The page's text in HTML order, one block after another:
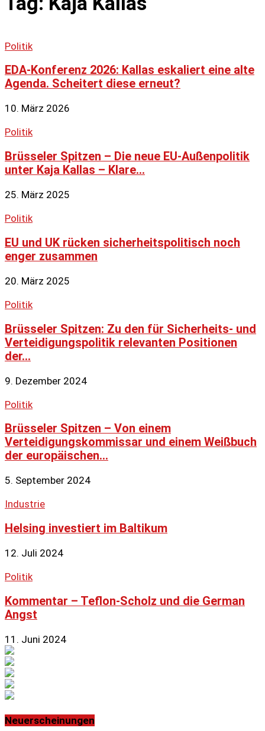
Politik
EDA-Konferenz 2026: Kallas eskaliert eine alte
Agenda. Scheitert diese erneut?
10. März 2026
Politik
Brüsseler Spitzen – Die neue EU-Außenpolitik
unter Kaja Kallas – Klare...
25. März 2025
Politik
EU und UK rücken sicherheitspolitisch noch
enger zusammen
20. März 2025
Politik
Brüsseler Spitzen: Zu den für Sicherheits- und
Verteidigungspolitik relevanten Positionen
der...
9. Dezember 2024
Politik
Brüsseler Spitzen – Von einem
Verteidigungskommissar und einem Weißbuch
der europäischen...
5. September 2024
Industrie
Helsing investiert im Baltikum
12. Juli 2024
Politik
Kommentar – Teflon-Scholz und die German
Angst
11. Juni 2024
Neuerscheinungen